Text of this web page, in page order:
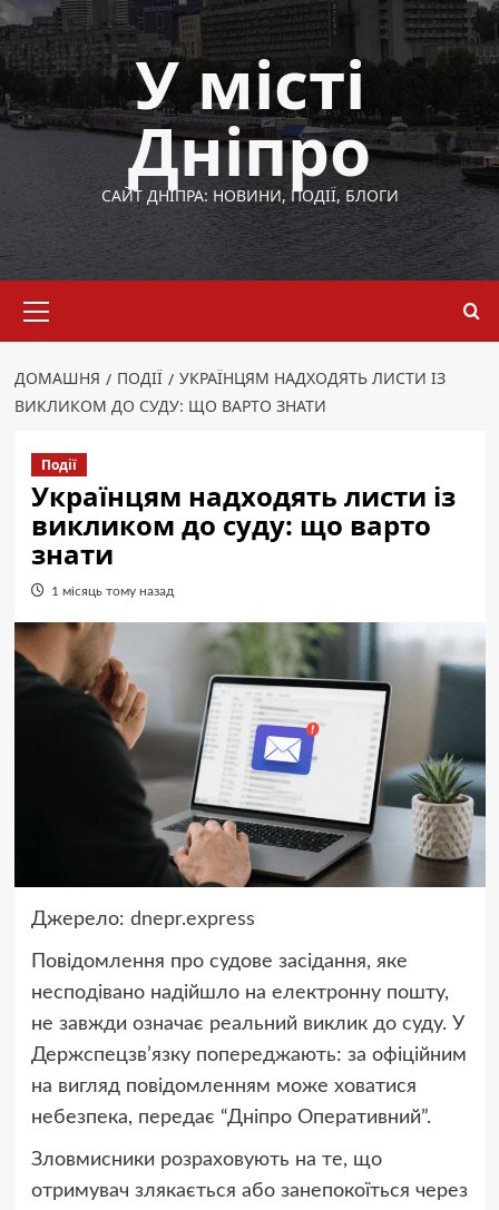
Перейти
до
вмісту
У місті
Дніпро
САЙТ ДНІПРА: НОВИНИ, ПОДІЇ, БЛОГИ
меню
ДОМАШНЯ ПОДІЇ
УКРАЇНЦЯМ НАДХОДЯТЬ ЛИСТИ ІЗ
ВИКЛИКОМ ДО СУДУ: ЩО ВАРТО ЗНАТИ
Події
Українцям надходять листи із
викликом до суду: що варто
знати
1 місяць тому назад
Джерело: dnepr.express
Повідомлення про судове засідання, яке
несподівано надійшло на електронну пошту,
не завжди означає реальний виклик до суду. У
Держспецзв’язку попереджають: за офіційним
на вигляд повідомленням може ховатися
небезпека, передає “Дніпро Оперативний”.
Зловмисники розраховують на те, що
отримувач злякається або занепокоїться через